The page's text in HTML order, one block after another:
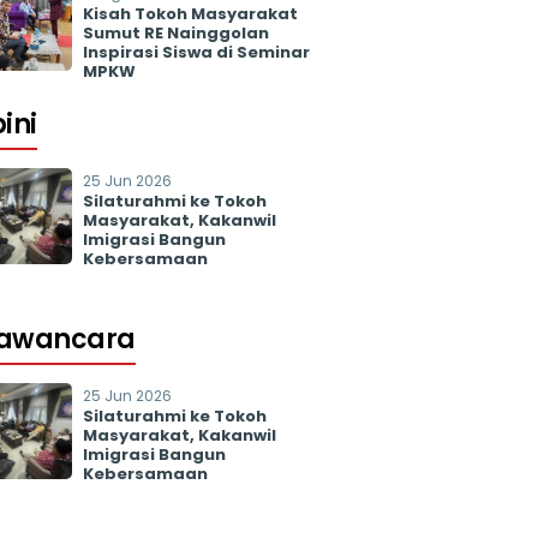
Kisah Tokoh Masyarakat
Sumut RE Nainggolan
Inspirasi Siswa di Seminar
MPKW
25 Jun 2026
Silaturahmi ke Tokoh
Masyarakat, Kakanwil
Imigrasi Bangun
Kebersamaan
25 Jun 2026
Silaturahmi ke Tokoh
Masyarakat, Kakanwil
Imigrasi Bangun
Kebersamaan